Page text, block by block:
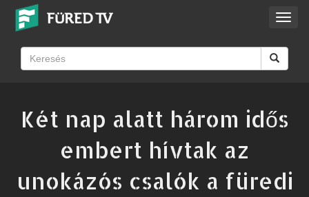
Két nap alatt három idős
embert hívtak az
unokázós csalók a füredi